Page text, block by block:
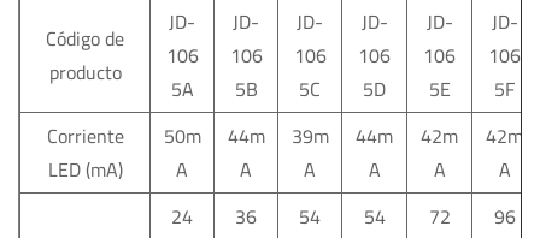
Código de
producto
JD-
106
5A
JD-
106
5B
JD-
106
5C
JD-
106
5D
JD-
106
5E
JD-
106
5F
Corriente
LED (mA)
50m
A
44m
A
39m
A
44m
A
42m
A
42m
A
24
36
54
54
72
96